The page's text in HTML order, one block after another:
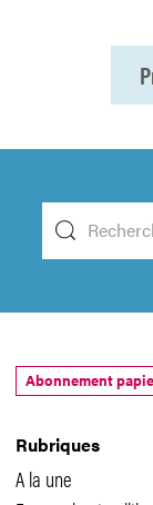
Rubriques
A la une
Abonnement